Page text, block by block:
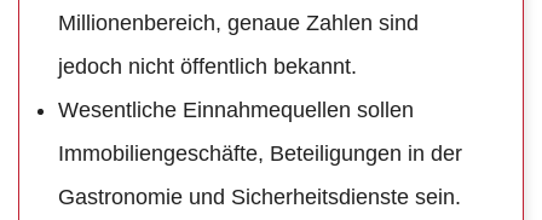
Millionenbereich, genaue Zahlen sind
jedoch nicht öffentlich bekannt.
Wesentliche Einnahmequellen sollen
Immobiliengeschäfte, Beteiligungen in der
Gastronomie und Sicherheitsdienste sein.